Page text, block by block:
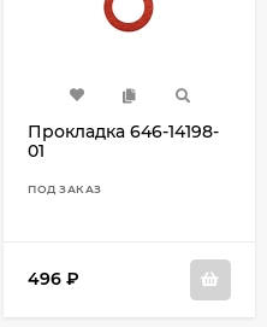
Прокладка 646-14198-
01
ПОД ЗАКАЗ
496 ₽